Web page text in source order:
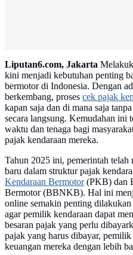
Liputan6.com, Jakarta
kini menjadi kebutuhan penting
bermotor di Indonesia. Dengan
berkembang, proses cek pajak
kapan saja dan di mana saja
secara langsung. Kemudahan ini
waktu dan tenaga bagi
pajak kendaraan mereka.
Tahun 2025 ini, pemerintah
baru dalam struktur pajak
Kendaraan Bermotor(PKB) dan
Bermotor (BBNKB). Hal ini
online semakin penting
agar pemilik kendaraan dapat
besaran pajak yang perlu
pajak yang harus dibayar,
keuangan mereka dengan lebih